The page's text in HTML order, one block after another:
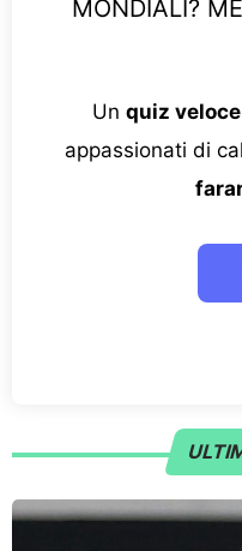
MONDIALI?
Un quiz veloce
appassionati di